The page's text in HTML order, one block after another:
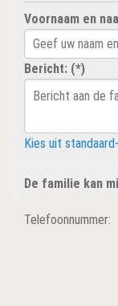
Voornaam en
Bericht: (*)
Kies uit
De familie kan
Telefoonnummer: